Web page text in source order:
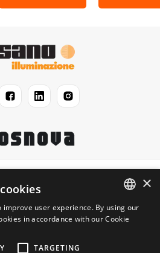
ENGLISH
×
improve user experience. By using our
in accordance with our Cookie
TARGETING